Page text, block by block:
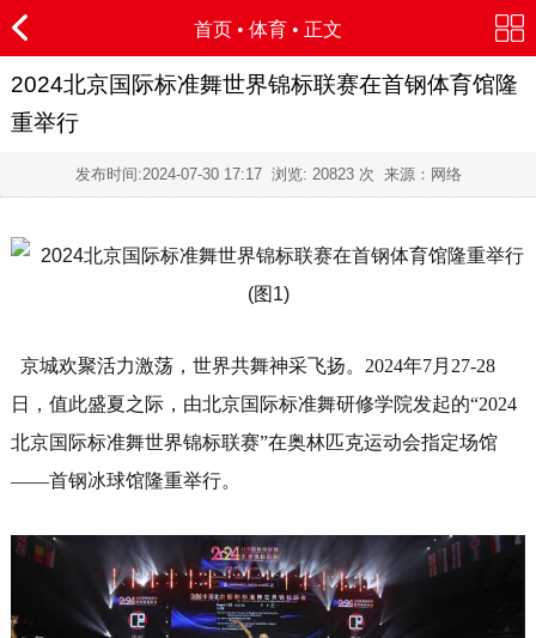
首页 • 体育 • 正文
2024北京国际标准舞世界锦标联赛在首钢体育馆隆
重举行
发布时间:2024-07-30 17:17浏览: 20823 次 来源：网络
京城欢聚活力激荡，世界共舞神采飞扬。2024年7月27-28
日，值此盛夏之际，由北京国际标准舞研修学院发起的“2024
北京国际标准舞世界锦标联赛”在奥林匹克运动会指定场馆
——首钢冰球馆隆重举行。